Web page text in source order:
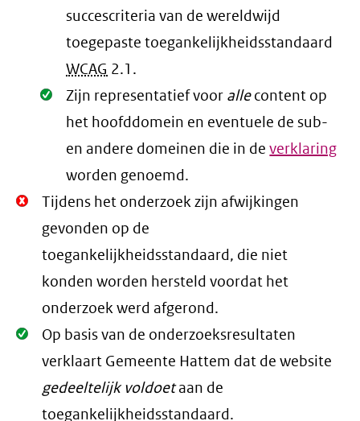
succescriteria van de wereldwijd
toegepaste toegankelijkheidsstandaard
WCAG 2.1 .
Oké.
Zijn representatief voor allecontent op
het hoofddomein en eventuele de sub-
en andere domeinen die in deverklaring
worden genoemd.
Niet
Oké.
Tijdens het onderzoek zijn afwijkingen
gevonden op de
toegankelijkheidsstandaard, die niet
konden worden hersteld voordat het
onderzoek werd afgerond.
Oké.
Op basis van de onderzoeksresultaten
verklaart Gemeente Hattem dat de website
gedeeltelijk voldoetaan de
toegankelijkheidsstandaard.